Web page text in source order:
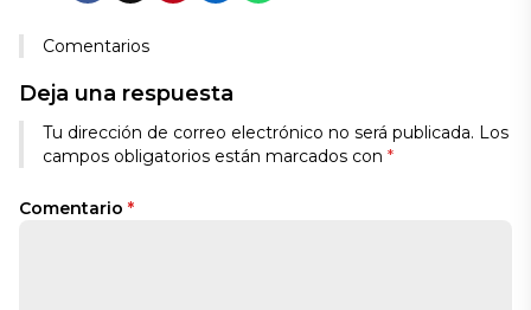
Comentarios
Deja una respuesta
Tu dirección de correo electrónico no será publicada. Los
campos obligatorios están marcados con *
Comentario *